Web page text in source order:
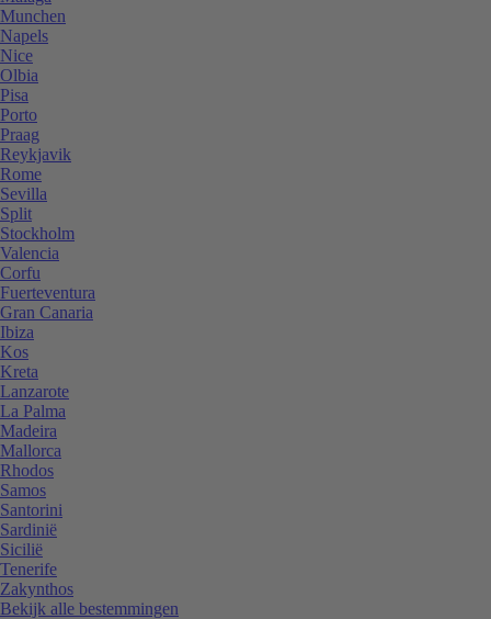
Munchen
Napels
Nice
Olbia
Pisa
Porto
Praag
Reykjavik
Rome
Sevilla
Split
Stockholm
Valencia
Corfu
Fuerteventura
Gran Canaria
Ibiza
Kos
Kreta
Lanzarote
La Palma
Madeira
Mallorca
Rhodos
Samos
Santorini
Sardinië
Sicilië
Tenerife
Zakynthos
Bekijk alle bestemmingen